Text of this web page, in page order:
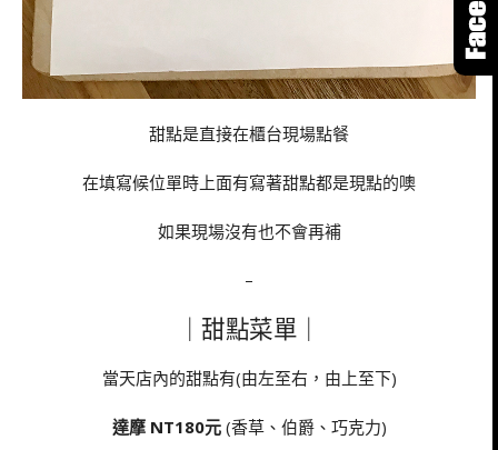
甜點是直接在櫃台現場點餐
在填寫候位單時上面有寫著甜點都是現點的噢
如果現場沒有也不會再補
–
｜甜點菜單｜
當天店內的甜點有(由左至右，由上至下)
達摩 NT180元 (香草、伯爵、巧克力)